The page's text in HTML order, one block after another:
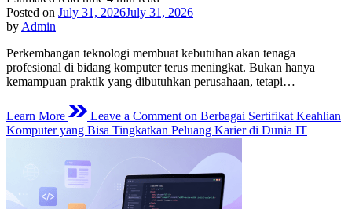
Posted on July 31, 2026July 31, 2026
by Admin
Perkembangan teknologi membuat kebutuhan akan tenaga
profesional di bidang komputer terus meningkat. Bukan hanya
kemampuan praktik yang dibutuhkan perusahaan, tetapi…
Learn More Leave a Comment on Berbagai Sertifikat Keahlian
Komputer yang Bisa Tingkatkan Peluang Karier di Dunia IT